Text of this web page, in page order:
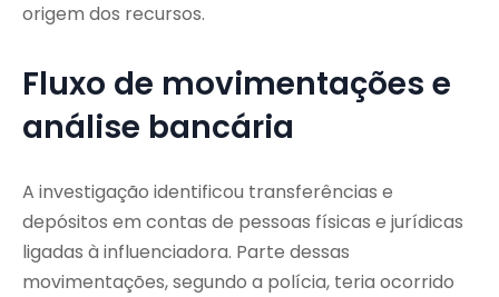
origem dos recursos.
Fluxo de movimentações e
análise bancária
A investigação identificou transferências e
depósitos em contas de pessoas físicas e jurídicas
ligadas à influenciadora. Parte dessas
movimentações, segundo a polícia, teria ocorrido